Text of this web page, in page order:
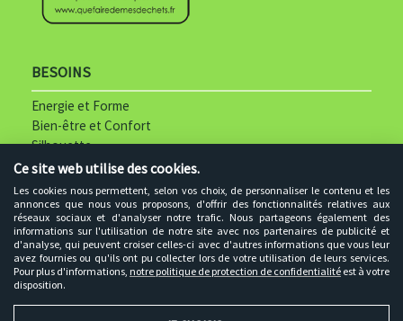
p
n
g
BESOINS
Energie et Forme
Bien-être et Confort
Silhouette
PAIEMENTS SECURISES
p
a
Ce site web utilise des cookies.
Les cookies nous permettent, selon vos choix, de personnaliser le contenu et les
annonces que nous vous proposons, d'offrir des fonctionnalités relatives aux
réseaux sociaux et d'analyser notre trafic. Nous partageons également des
informations sur l'utilisation de notre site avec nos partenaires de publicité et
d'analyse, qui peuvent croiser celles-ci avec d'autres informations que vous leur
avez fournies ou qu'ils ont pu collecter lors de votre utilisation de leurs services.
Pour plus d'informations, notre politique de protection de confidentialité est à votre
disposition.